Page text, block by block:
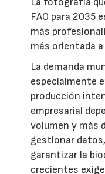
FAO para 2035
más
más orientada
La demanda
especialmente
producción
empresarial
volumen y más
gestionar
garantizar la
crecientes